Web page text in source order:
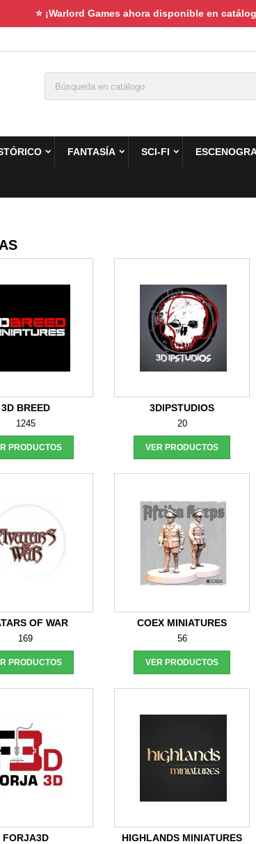
⭐ ¡Warlord Games ahora disponible en
FANTASÍA SCI-FI
3D BREED
1245
PRODUCTOS
3DIPSTUDIOS
20
VER PRODUCTOS
OF WAR
169
PRODUCTOS
COEX MINIATURES
56
VER PRODUCTOS
FORJA3D HIGHLANDS MINIATURES